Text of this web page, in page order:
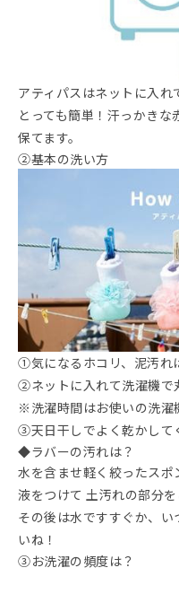
アティパスはネットに入れ
とっても簡単！汗っかき
保てます。
②基本の洗い方
①気になるホコリ、泥汚れ
②ネットに入れて洗濯機で
※洗濯時間はお使いの洗濯
③天日干しでよく乾かして
◆ラバーの汚れは？
水を含ませ軽く絞ったス
液をつけて 土汚れの部分
その後は水ですすぐか、
いね！
③お洗濯の頻度は？